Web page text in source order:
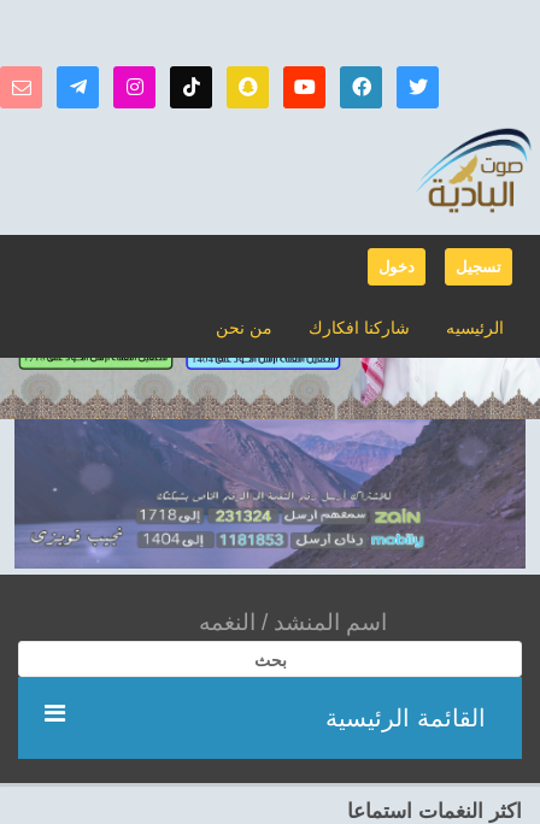
دخول تسجيل
من نحن شاركنا افكارك الرئيسيه
بحث
القائمة الرئيسية
مؤديين
اكثر النغمات استماعا